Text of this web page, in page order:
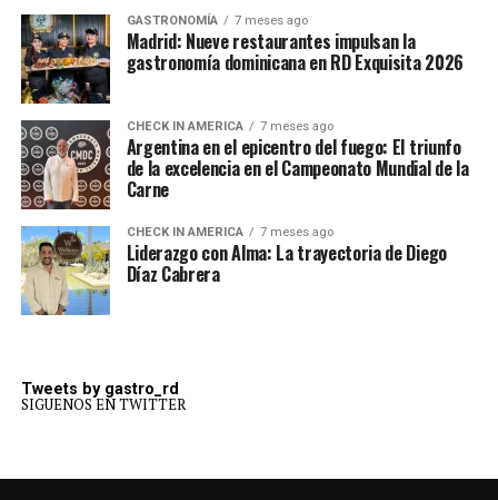
GASTRONOMÍA 7 meses ago
Madrid: Nueve restaurantes impulsan la
gastronomía dominicana en RD Exquisita 2026
CHECK IN AMERICA 7 meses ago
Argentina en el epicentro del fuego: El triunfo
de la excelencia en el Campeonato Mundial de la
Carne
CHECK IN AMERICA 7 meses ago
Liderazgo con Alma: La trayectoria de Diego
Díaz Cabrera
Tweets by gastro_rd
SIGUENOS EN TWITTER